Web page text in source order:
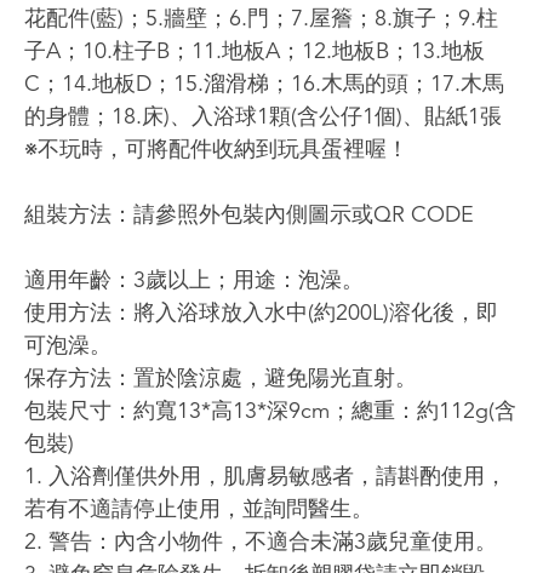
花配件(藍)；5.牆壁；6.門；7.屋簷；8.旗子；9.柱
子A；10.柱子B；11.地板A；12.地板B；13.地板
C；14.地板D；15.溜滑梯；16.木馬的頭；17.木馬
的身體；18.床)、入浴球1顆(含公仔1個)、貼紙1張
※不玩時，可將配件收納到玩具蛋裡喔！
組裝方法：請參照外包裝內側圖示或QR CODE
適用年齡：3歲以上；用途：泡澡。
使用方法：將入浴球放入水中(約200L)溶化後，即
可泡澡。
保存方法：置於陰涼處，避免陽光直射。
包裝尺寸：約寬13*高13*深9cm；總重：約112g(含
包裝)
1. 入浴劑僅供外用，肌膚易敏感者，請斟酌使用，
若有不適請停止使用，並詢問醫生。
2. 警告：內含小物件，不適合未滿3歲兒童使用。